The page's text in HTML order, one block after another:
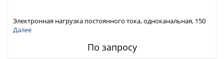
Электронная нагрузка постоянного тока, одноканальная, 150
В, 30 А, 300 Вт
Далее
По запросу